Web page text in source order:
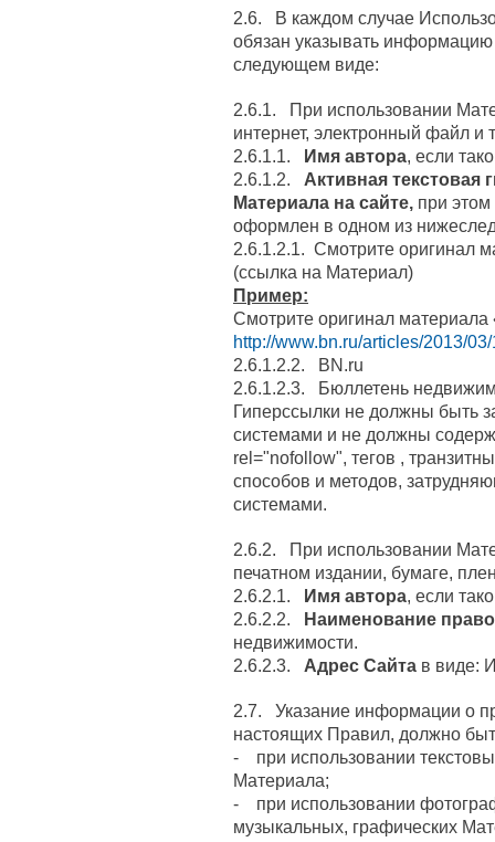
2.6. В каждом случае
обязан указывать
следующем виде:
2.6.1. При использовании
интернет, электронный файл и
2.6.1.1. Имя автора, если
2.6.1.2. Активная текстовая
Материала на сайте, при этом
оформлен в одном из
2.6.1.2.1. Смотрите оригинал
(ссылка на Материал)
Пример:
Смотрите оригинал материала
http://www.bn.ru/articles/2013/
2.6.1.2.2. BN.ru
2.6.1.2.3. Бюллетень
Гиперссылки не должны быть
системами и не должны
rel="nofollow", тегов ,
способов и методов,
системами.
2.6.2. При использовании
печатном издании, бумаге,
2.6.2.1. Имя автора, если
2.6.2.2. Наименование
недвижимости.
2.6.2.3. Адрес Сайта в виде:
2.7. Указание информации о
настоящих Правил, должно
- при использовании
Материала;
- при использовании
музыкальных, графических